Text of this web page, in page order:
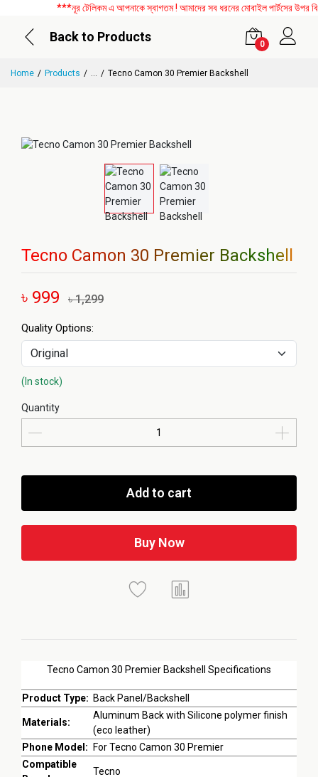
***নূর টেলিকম এ আপনাকে স্বাগতম ! আমাদের সব ধরনের মোবাইল পার্টসের উপর
Back to Products
0
Home Products ... Tecno Camon 30 Premier Backshell
Tecno Camon 30 Premier Backshell
৳ 999 ৳ 1,299
Tecno Camon 30 Premier Backshell Specifications
Product Type: Back Panel/Backshell
Materials:
Aluminum Back with Silicone polymer finish
(eco leather)
Phone Model:
For Tecno Camon 30 Premier
Compatible
Tecno
Quality Options:
(In stock)
Quantity
Add to cart
Buy Now